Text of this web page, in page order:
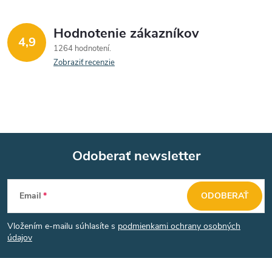
4,9 Hodnotenie zákazníkov
1264 hodnotení
Zobraziť recenzie
Z
á
p
Odoberať newsletter
Email
Vložením e-mailu súhlasíte s podmienkami ochrany osobných
údajov
ODOBERAŤ